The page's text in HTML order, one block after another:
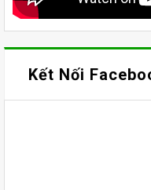
Kết Nối